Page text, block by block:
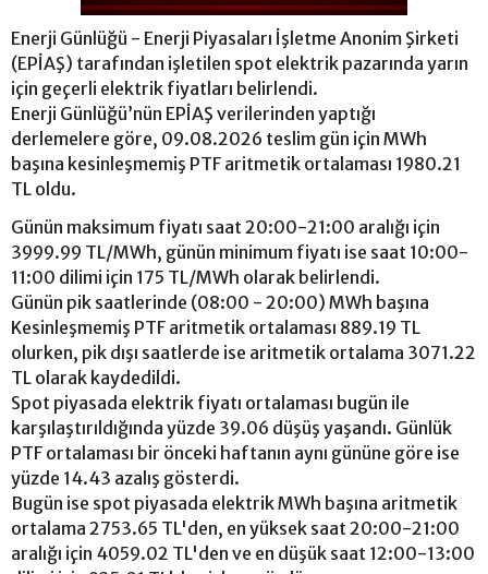
Enerji Günlüğü - Enerji Piyasaları İşletme Anonim Şirketi
(EPİAŞ) tarafından işletilen spot elektrik pazarında yarın
için geçerli elektrik fiyatları belirlendi.
Enerji Günlüğü’nün EPİAŞ verilerinden yaptığı
derlemelere göre, 09.08.2026 teslim gün için MWh
başına kesinleşmemiş PTF aritmetik ortalaması 1980.21
TL oldu.
Günün maksimum fiyatı saat 20:00-21:00 aralığı için
3999.99 TL/MWh, günün minimum fiyatı ise saat 10:00-
11:00 dilimi için 175 TL/MWh olarak belirlendi.
Günün pik saatlerinde (08:00 - 20:00) MWh başına
Kesinleşmemiş PTF aritmetik ortalaması 889.19 TL
olurken, pik dışı saatlerde ise aritmetik ortalama 3071.22
TL olarak kaydedildi.
Spot piyasada elektrik fiyatı ortalaması bugün ile
karşılaştırıldığında yüzde 39.06 düşüş yaşandı. Günlük
PTF ortalaması bir önceki haftanın aynı gününe göre ise
yüzde 14.43 azalış gösterdi.
Bugün ise spot piyasada elektrik MWh başına aritmetik
ortalama 2753.65 TL'den, en yüksek saat 20:00-21:00
aralığı için 4059.02 TL'den ve en düşük saat 12:00-13:00